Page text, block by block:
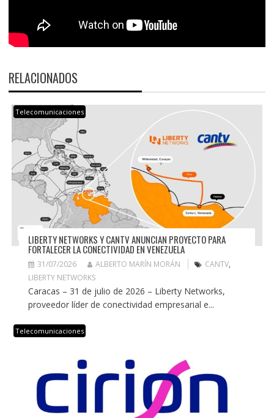
RELACIONADOS
Telecomunicaciones
LIBERTY NETWORKS Y CANTV ANUNCIAN PROYECTO PARA
FORTALECER LA CONECTIVIDAD EN VENEZUELA
31/07/2026 ALBERTO MARÍN MORÁN CANTV,
LIBERTY NETWORKS
Caracas – 31 de julio de 2026 – Liberty Networks,
proveedor líder de conectividad empresarial e...
Telecomunicaciones